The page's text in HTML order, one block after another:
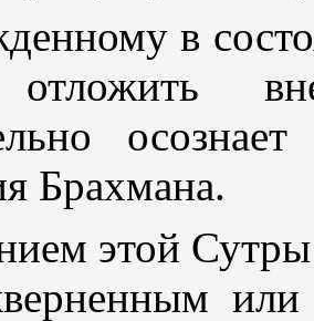
в
отложить
Брахмана.
этой